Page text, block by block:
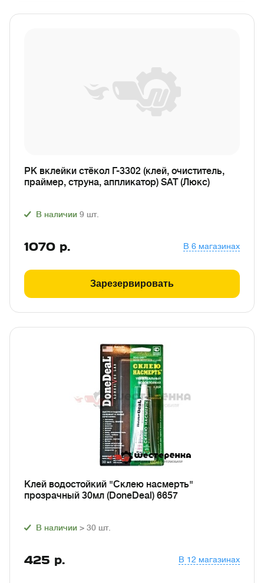
РК вклейки стёкол Г-3302 (клей, очиститель,
праймер, струна, аппликатор) SAT (Люкс)
В наличии 9 шт.
1070 р. В 6 магазинах
Зарезервировать
Клей водостойкий "Склею насмерть"
прозрачный 30мл (DoneDeal) 6657
В наличии > 30 шт.
425 р. В 12 магазинах